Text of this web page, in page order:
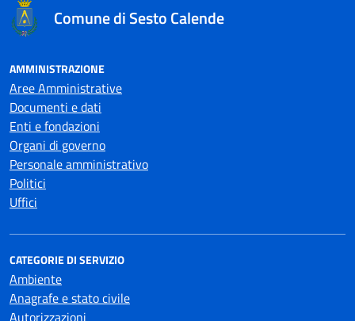
Comune di Sesto Calende
AMMINISTRAZIONE
Aree Amministrative
Documenti e dati
Enti e fondazioni
Organi di governo
Personale amministrativo
Politici
Uffici
CATEGORIE DI SERVIZIO
Ambiente
Anagrafe e stato civile
Autorizzazioni